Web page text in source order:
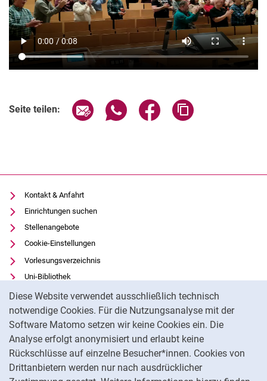
Diese Website verwendet ausschließlich technisch
notwendige Cookies. Für die Nutzungsanalyse mit der
Software Matomo setzen wir keine Cookies ein. Die
Analyse erfolgt anonymisiert und erlaubt keine
Rückschlüsse auf einzelne Besucher*innen. Cookies von
Drittanbietern werden nur nach ausdrücklicher
Seite teilen: Seite über E-Mail teilen
Seite über WhatsApp teilen
Seite über Facebook
Kontakt & Anfahrt
Einrichtungen suchen
Stellenangebote
Cookie-Einstellungen
Vorlesungsverzeichnis
Uni-Bibliothek
Moodle
Panopto
Datenschutz
Barrierefreiheit
Transparenter KI-Einsatz